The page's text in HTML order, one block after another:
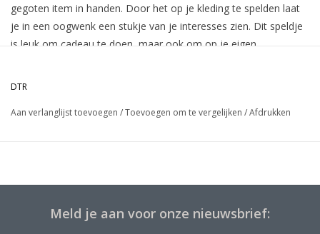
gegoten item in handen. Door het op je kleding te spelden laat
je in een oogwenk een stukje van je interesses zien. Dit speldje
is leuk om cadeau te doen, maar ook om op je eigen
DTR
Aan verlanglijst toevoegen /Toevoegen om te vergelijken /Afdrukken
Meld je aan voor onze nieuwsbrief: